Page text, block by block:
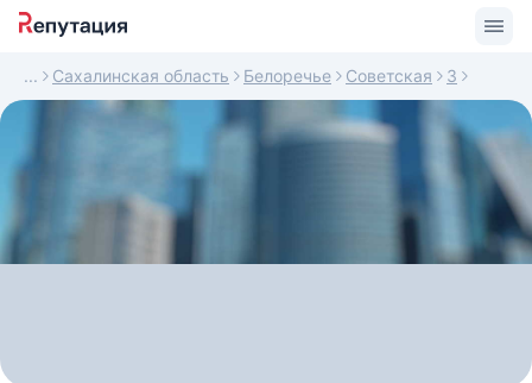
Сахалинская область Белоречье Советская 3